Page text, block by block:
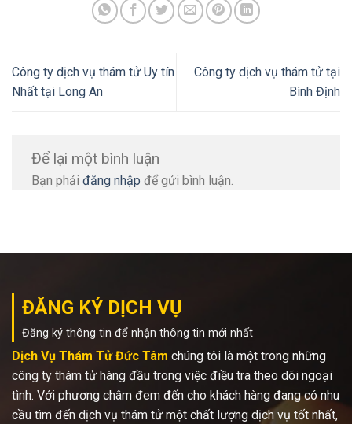
Công ty dịch vụ thám tử Uy tín
Nhất tại Long An
Công ty dịch vụ thám tử tại
Bình Định
Để lại một bình luận
Bạn phải đăng nhập để gửi bình luận.
ĐĂNG KÝ DỊCH VỤ
Đăng ký thông tin để nhận thông tin mới nhất
Dịch Vụ Thám Tử Đức Tâm chúng tôi là một trong những
công ty thám tử hàng đầu trong việc điều tra theo dõi ngoại
tình. Với phương châm đem đến cho khách hàng đang có nhu
cầu tìm đến dịch vụ thám tử một chất lượng dịch vụ tốt nhất,